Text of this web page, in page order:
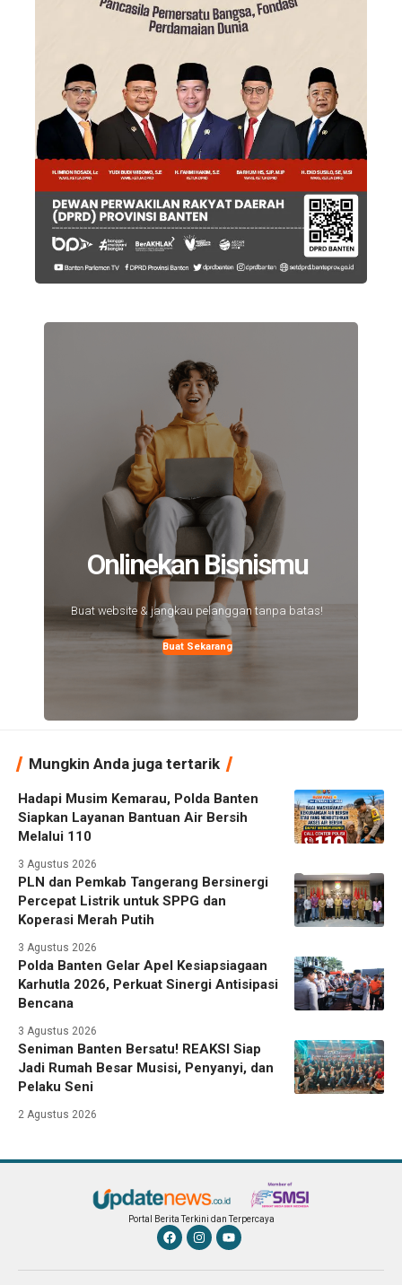
Onlinekan Bisnismu
Buat website & jangkau pelanggan tanpa batas!
Buat Sekarang
Mungkin Anda juga tertarik
Hadapi Musim Kemarau, Polda Banten
Siapkan Layanan Bantuan Air Bersih
Melalui 110
3 Agustus 2026
PLN dan Pemkab Tangerang Bersinergi
Percepat Listrik untuk SPPG dan
Koperasi Merah Putih
3 Agustus 2026
Polda Banten Gelar Apel Kesiapsiagaan
Karhutla 2026, Perkuat Sinergi Antisipasi
Bencana
3 Agustus 2026
Seniman Banten Bersatu! REAKSI Siap
Jadi Rumah Besar Musisi, Penyanyi, dan
Pelaku Seni
2 Agustus 2026
Portal Berita Terkini dan Terpercaya